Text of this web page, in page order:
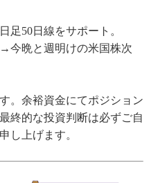
足50日線をサポート。
今晩と週明けの米国株次
。余裕資金にてポジション
終的な投資判断は必ずご自
し上げます。